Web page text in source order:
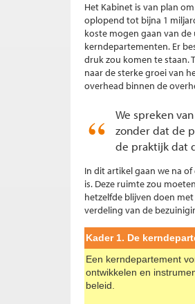
Het Kabinet is van plan
oplopend tot bijna 1
koste mogen gaan van
kerndepartementen. Er
druk zou komen te staan.
naar de sterke groei van
overhead binnen de
We spreken
zonder dat de
de praktijk dat
In dit artikel gaan we na
is. Deze ruimte zou
hetzelfde blijven doen
verdeling van de
Kader 1. De
Een kerndepartement
ontwikkelen en
beleid.